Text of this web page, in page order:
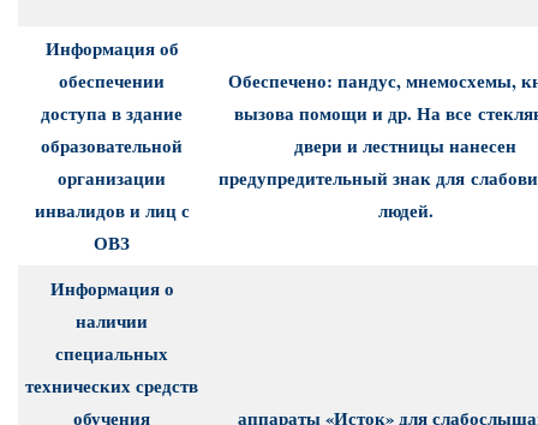
Информация об
обеспечении
доступа в здание
образовательной
организации
инвалидов и лиц с
ОВЗ
Обеспечено: пандус, мнемосхемы,
вызова помощи и др. На все
двери и лестницы нанесен
предупредительный знак для
людей.
Информация о
наличии
специальных
технических средств
обучения
аппараты «Исток» для